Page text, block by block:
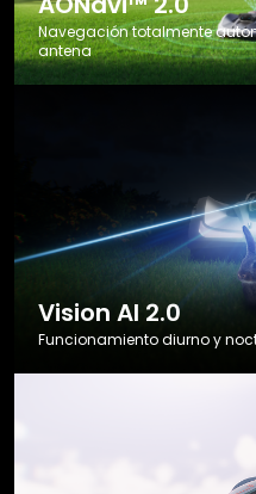
Navegación totalmente
antena
Vision AI 2.0
Funcionamiento diurno y